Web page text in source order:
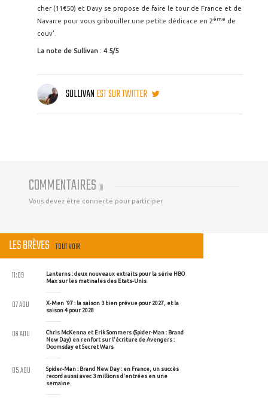
cher (11€50) et Davy se propose de faire le tour de France et de
Navarre pour vous gribouiller une petite dédicace en 2 ème de
couv’.
La note de Sullivan : 4.5/5
SULLIVANEST SUR TWITTER
COMMENTAIRES (0)
Vous devez être connecté pour participer
LES BRÈVES TOUT VOIR
Lanterns : deux nouveaux extraits pour la série HBO
Max sur les matinales des Etats-Unis
11:09
X-Men '97 : la saison 3 bien prévue pour 2027, et la
saison 4 pour 2028
07 AOU
Chris McKenna et Erik Sommers (Spider-Man : Brand
New Day) en renfort sur l'écriture de Avengers :
Doomsday et Secret Wars
06 AOU
Spider-Man : Brand New Day : en France, un succès
record aussi avec 3 millions d'entrées en une
semaine
05 AOU